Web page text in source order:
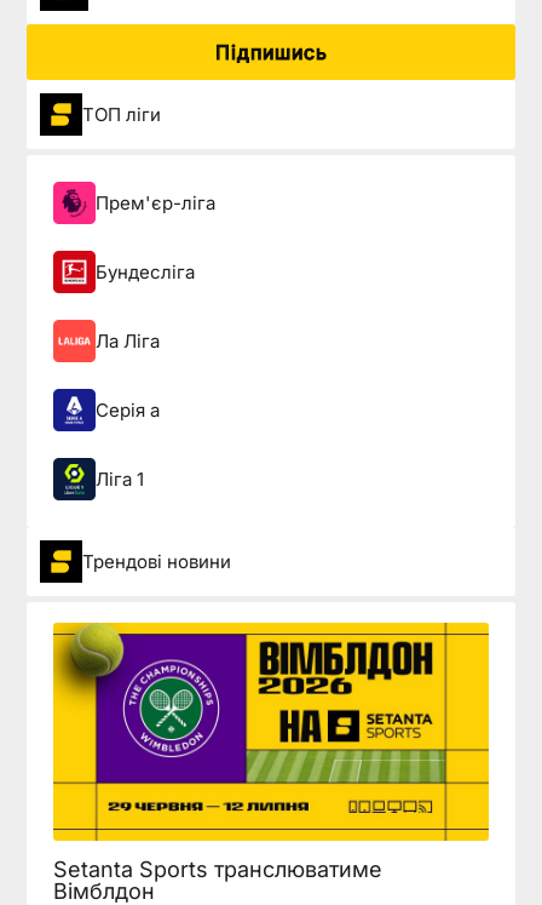
Підпишись
ТОП ліги
Прем'єр-ліга
Бундесліга
Ла Ліга
Серія а
Ліга 1
Трендові новини
Setanta Sports транслюватиме
Вімблдон